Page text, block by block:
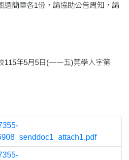
選簡章各1份，請協助公告周知，請
115年5月5日(一一五)莞學人字第